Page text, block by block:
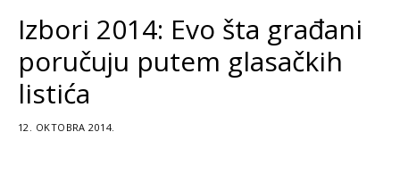
Izbori 2014: Evo šta građani
poručuju putem glasačkih
listića
12. OKTOBRA 2014.